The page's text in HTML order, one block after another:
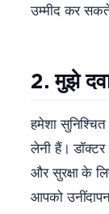
उम्मीद कर
2. मुझे
हमेशा
लेनी हैं। डॉक्टर
और सुरक्षा के
आपको